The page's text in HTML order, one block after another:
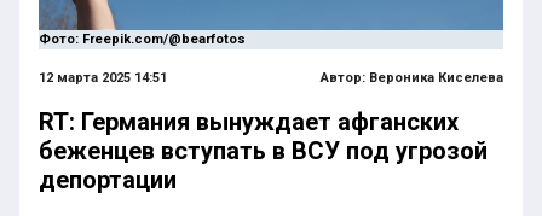
Фото: Freepik.com/@bearfotos
12 марта 2025 14:51 Автор: Вероника Киселева
RT: Германия вынуждает афганских
беженцев вступать в ВСУ под угрозой
депортации